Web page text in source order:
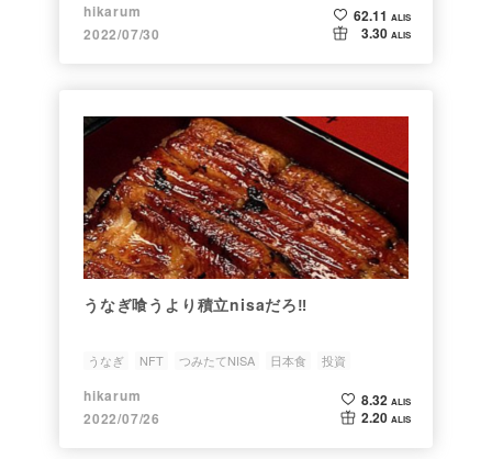
hikarum
2022/07/30
62.11 ALIS
3.30 ALIS
うなぎ喰うより積立nisaだろ‼️
うなぎ NFT つみたてNISA 日本食 投資
hikarum
2022/07/26
8.32 ALIS
2.20 ALIS